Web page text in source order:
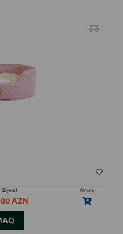
Qiymət
Almaq